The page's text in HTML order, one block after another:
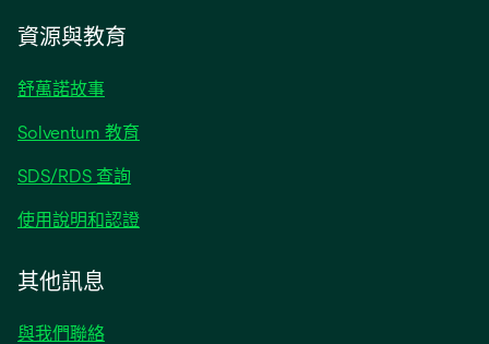
標
籤
中
啟
資源與教育
舒萬諾故事
Solventum 教育
SDS/RDS 查詢
使用說明和認證
其他訊息
與我們聯絡